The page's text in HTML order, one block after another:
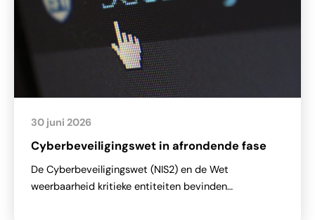
Cyberbeveiligingswet in afrondende fase
30 juni 2026
De Cyberbeveiligingswet (NIS2) en de Wet
weerbaarheid kritieke entiteiten bevinden…